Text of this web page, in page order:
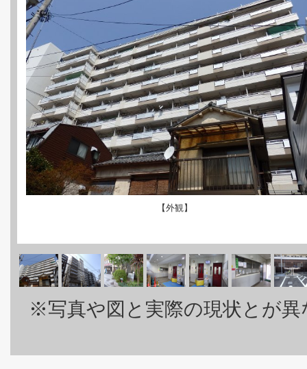
【外観】
※写真や図と実際の現状とが